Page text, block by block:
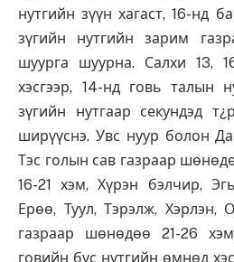
нутгийн зүүн хагаст, 16-нд
зүгийн нутгийн зарим
шуурга шуурна. Салхи 13,
хэсгээр, 14-нд говь талын
зүгийн нутгаар секундэд
ширүүснэ. Увс нуур болон
Тэс голын сав газраар
16-21 хэм, Хүрэн бэлчир,
Ерөө, Туул, Тэрэлж, Хэрлэн,
газраар шөнөдөө 21-26
говийн бүс нутгийн өмнөд